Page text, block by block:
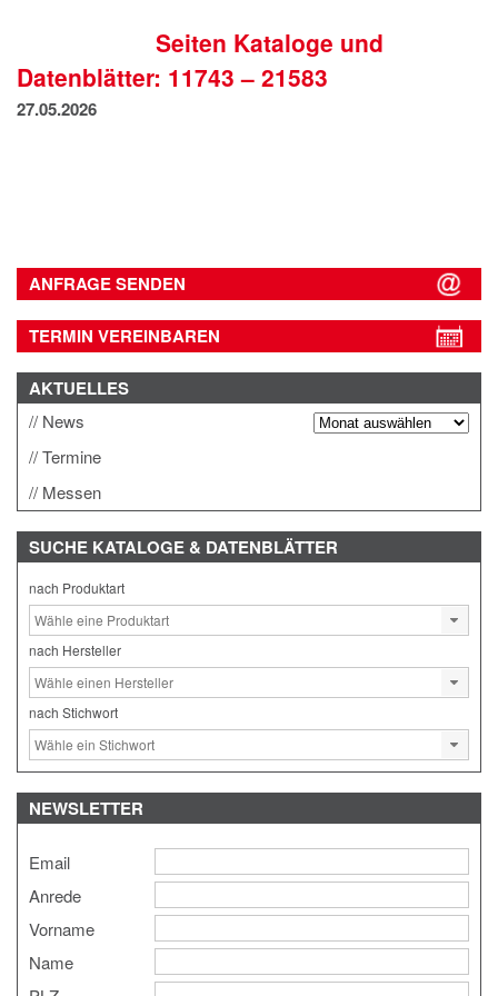
DATENSCHUTZSeiten Kataloge und
Datenblätter: 11743 – 21583
27.05.2026
ANFRAGE SENDEN
TERMIN VEREINBAREN
AKTUELLES
News
Termine
Messen
SUCHE KATALOGE & DATENBLÄTTER
nach Produktart
nach Hersteller
nach Stichwort
NEWSLETTER
Email
Anrede
Vorname
Name